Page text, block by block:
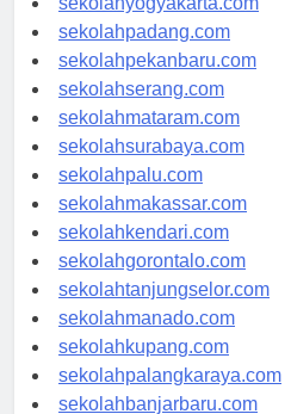
sekolahyogyakarta.com
sekolahpadang.com
sekolahpekanbaru.com
sekolahserang.com
sekolahmataram.com
sekolahsurabaya.com
sekolahpalu.com
sekolahmakassar.com
sekolahkendari.com
sekolahgorontalo.com
sekolahtanjungselor.com
sekolahmanado.com
sekolahkupang.com
sekolahpalangkaraya.com